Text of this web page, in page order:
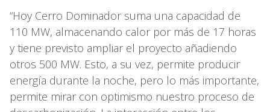
“Hoy Cerro Dominador suma una capacidad de
110 MW, almacenando calor por más de 17 horas
y tiene previsto ampliar el proyecto añadiendo
otros 500 MW. Esto, a su vez, permite producir
energía durante la noche, pero lo más importante,
permite mirar con optimismo nuestro proceso de